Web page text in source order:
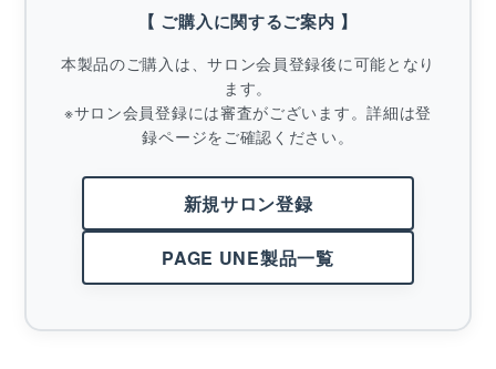
【 ご購入に関するご案内 】
本製品のご購入は、サロン会員登録後に可能となり
ます。
※サロン会員登録には審査がございます。詳細は登
録ページをご確認ください。
新規サロン登録
PAGE UNE製品一覧